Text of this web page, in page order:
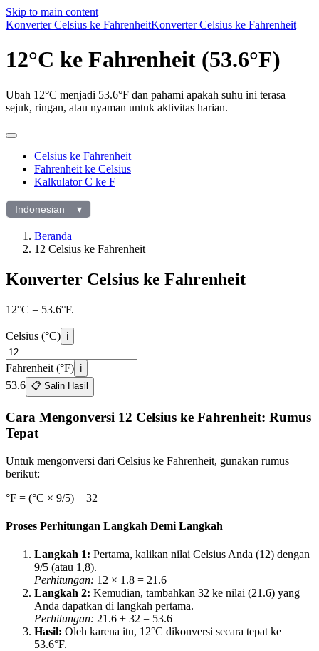
Skip to main content
Konverter Celsius ke FahrenheitKonverter Celsius ke Fahrenheit
12°C ke Fahrenheit (53.6°F)
Ubah 12°C menjadi 53.6°F dan pahami apakah suhu ini terasa
sejuk, ringan, atau nyaman untuk aktivitas harian.
Celsius ke Fahrenheit
Fahrenheit ke Celsius
Kalkulator C ke F
PilihIndonesian ▾
Beranda
12 Celsius ke Fahrenheit
Konverter Celsius ke Fahrenheit
12°C = 53.6°F.
Celsius (°C) ℹ️
Fahrenheit (°F) ℹ️
53.6 📋 Salin Hasil
Cara Mengonversi 12 Celsius ke Fahrenheit: Rumus
Tepat
Untuk mengonversi dari Celsius ke Fahrenheit, gunakan rumus
berikut:
°F = (°C × 9/5) + 32
Proses Perhitungan Langkah Demi Langkah
Langkah 1: Pertama, kalikan nilai Celsius Anda (12) dengan
9/5 (atau 1,8).
Perhitungan: 12 × 1.8 = 21.6
Langkah 2: Kemudian, tambahkan 32 ke nilai (21.6) yang
Anda dapatkan di langkah pertama.
Perhitungan: 21.6 + 32 = 53.6
Hasil: Oleh karena itu, 12°C dikonversi secara tepat ke
53.6°F.